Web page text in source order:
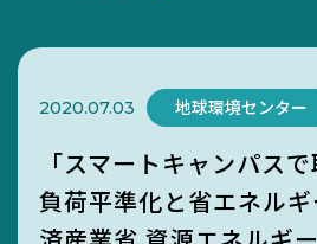
環境・情報科学館1F利用案
MIEUポイン
2020.07.03 地球環境センター
「スマートキャンパス
負荷平準化と省エネル